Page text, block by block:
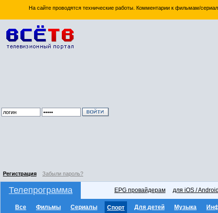
На сайте проводятся технические работы. Комментарии к фильмам/
Регистрация Забыли пароль?
Телепрограмма EPG провайдерам для iOS /
Все Фильмы Сериалы Спорт Для детей Музыка